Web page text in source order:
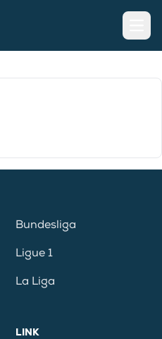
Bundesliga
Ligue 1
La Liga
LINK